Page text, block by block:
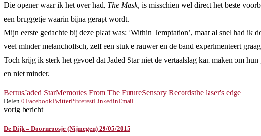
Die opener waar ik het over had, The Mask, is misschien wel direct het beste
een bruggetje waarin bijna gerapt wordt.
Mijn eerste gedachte bij deze plaat was: ‘Within Temptation’, maar al snel had
veel minder melancholisch, zelf een stukje rauwer en de band experimenteert
Toch krijg ik sterk het gevoel dat Jaded Star niet de vertaalslag kan maken om
en niet minder.
BertusJaded StarMemories From The FutureSensory Recordsthe laser's edge
Delen 0 FacebookTwitterPinterestLinkedinEmail
vorig bericht
De Dijk – Doornroosje (Nijmegen) 29/05/2015